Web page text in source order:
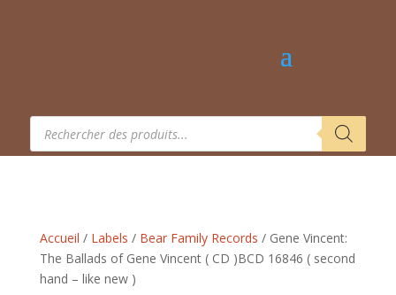
Recherche
produits
Accueil / Labels / Bear Family Records / Gene Vincent:
The Ballads of Gene Vincent ( CD ) BCD 16846 ( second
hand – like new )